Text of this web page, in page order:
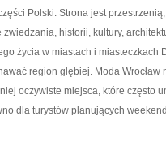
Polski. Strona jest
zwiedzania, historii, kultury,
życia w miastach i miasteczkach
region głębiej. Moda
oczywiste miejsca, które często
dla turystów planujących